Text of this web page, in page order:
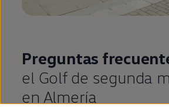
Preguntas
el Golfde segunda
en Almería